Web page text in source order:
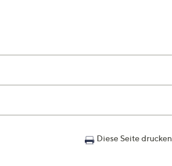
Diese Seite drucken